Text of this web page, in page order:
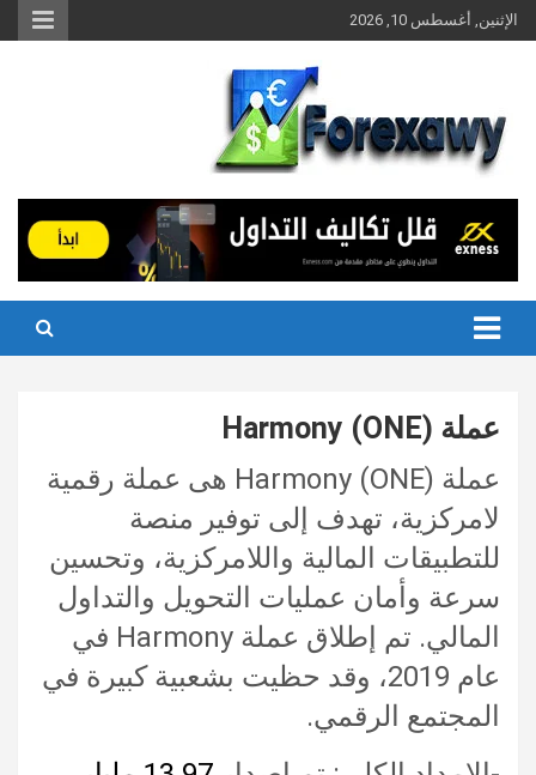
Skip
to
الإثنين, أغسطس 10, 2026
عملة Harmony (ONE)
عملة Harmony (ONE) هى عملة رقمية
لامركزية، تهدف إلى توفير منصة
للتطبيقات المالية واللامركزية، وتحسين
سرعة وأمان عمليات التحويل والتداول
المالي. تم إطلاق عملة Harmony في
عام 2019، وقد حظيت بشعبية كبيرة في
المجتمع الرقمي.